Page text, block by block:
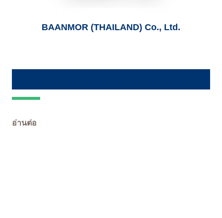
BAANMOR (THAILAND) Co., Ltd.
อ่านต่อ